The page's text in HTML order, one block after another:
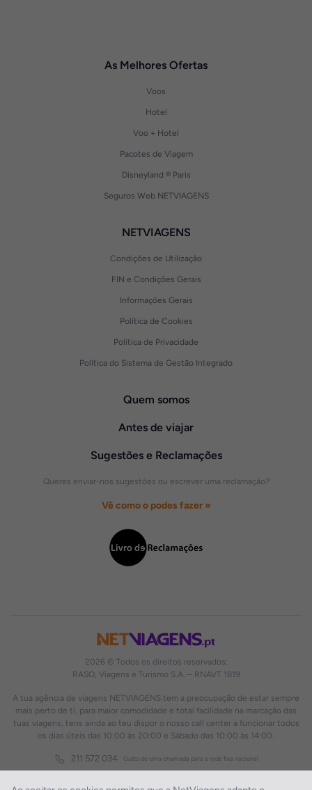
2026 © Todos os direitos reservados:
RASO, Viagens e Turismo S.A. – RNAVT 1819
A tua agência de viagens NETVIAGENS tem a preocupação de estar sempre
mais perto de ti, para maior comodidade e total facilidade na marcação das
tuas viagens, tens ainda ao teu dispor o nosso call center a funcionar todos
os dias úteis das 10:00 às 20:00 e Sábado das 10:00 às 14:00.
211 572 034 Custo de uma chamada para a rede fixa nacional
As Melhores Ofertas
Voos
Hotel
Voo + Hotel
Pacotes de Viagem
Disneyland ® Paris
Seguros Web NETVIAGENS
NETVIAGENS
Condições de Utilização
FIN e Condições Gerais
Informações Gerais
Política de Cookies
Política de Privacidade
Política do Sistema de Gestão Integrado
Quem somos
Antes de viajar
Sugestões e Reclamações
Queres enviar-nos sugestões ou escrever uma reclamação?
Vê como o podes fazer »